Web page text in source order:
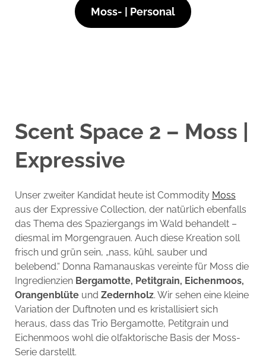
Moss- | Personal
Scent Space 2 – Moss |
Expressive
Unser zweiter Kandidat heute ist Commodity Moss
aus der Expressive Collection, der natürlich ebenfalls
das Thema des Spaziergangs im Wald behandelt –
diesmal im Morgengrauen. Auch diese Kreation soll
frisch und grün sein, „nass, kühl, sauber und
belebend.“ Donna Ramanauskas vereinte für Moss die
Ingredienzien Bergamotte, Petitgrain, Eichenmoos,
Orangenblüteund Zedernholz. Wir sehen eine kleine
Variation der Duftnoten und es kristallisiert sich
heraus, dass das Trio Bergamotte, Petitgrain und
Eichenmoos wohl die olfaktorische Basis der Moss-
Serie darstellt.